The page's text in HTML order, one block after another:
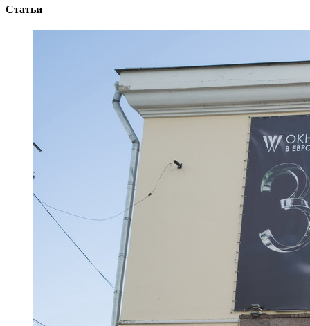
Статьи